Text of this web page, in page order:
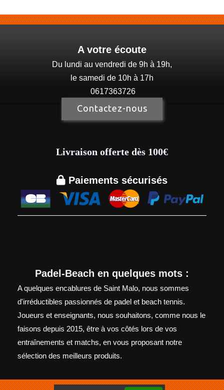
A votre écoute
Du lundi au vendredi de 9h à 19h,
le samedi de 10h à 17h
0617363726
Contactez-nous
Livraison offerte dès 100€
 Paiements sécurisés
Padel-Beach en quelques mots :
A quelques encablures de Saint Malo, nous sommes
d'irréductibles passionnés de padel et beach tennis.
Joueurs et enseignants, nous souhaitons, comme nous le
faisons depuis 2015, être à vos côtés lors de vos
entraînements et matchs, en vous proposant notre
sélection des meilleurs produits.